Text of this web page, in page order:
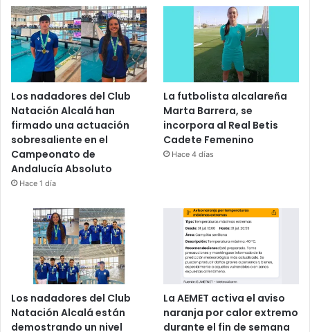
Los nadadores del Club
Natación Alcalá han
firmado una actuación
sobresaliente en el
Campeonato de
Andalucía Absoluto
Hace 1 día
La futbolista alcalareña
Marta Barrera, se
incorpora al Real Betis
Cadete Femenino
Hace 4 días
Los nadadores del Club
Natación Alcalá están
demostrando un nivel
La AEMET activa el aviso
naranja por calor extremo
durante el fin de semana